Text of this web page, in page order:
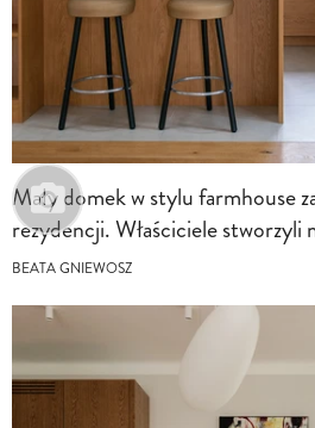
Mały domek w stylu farmhouse
rezydencji. Właściciele stworzyli
BEATA GNIEWOSZ